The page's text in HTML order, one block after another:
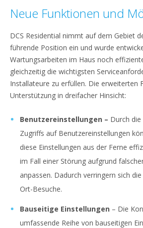
Neue Funktionen und
DCS Residential nimmt auf dem Gebiet
führende Position ein und wurde
Wartungsarbeiten im Haus noch
gleichzeitig die wichtigsten
Installateure zu erfüllen. Die erweiterten
Unterstützung in dreifacher Hinsicht:
Benutzereinstellungen – Durch
Zugriffs auf Benutzereinstellungen
diese Einstellungen aus der Ferne
im Fall einer Störung aufgrund
anpassen. Dadurch verringern sich
Ort-Besuche.
Bauseitige Einstellungen – Die
umfassende Reihe von bauseitigen